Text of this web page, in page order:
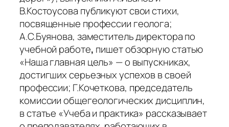
В.Костоусова публикуют свои стихи,
посвященные профессии геолога;
А.С.Буянова, заместитель директора по
учебной работе, пишет обзорную статью
«Наша главная цель» — о выпускниках,
достигших серьезных успехов в своей
профессии; Г.Кочеткова, председатель
комиссии общегеологических дисциплин,
в статье «Учеба и практика» рассказывает